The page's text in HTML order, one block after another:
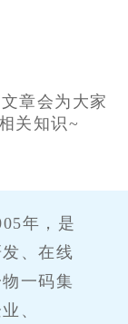
文章会为大家
关知识~
年，是
、在线
一码集
、